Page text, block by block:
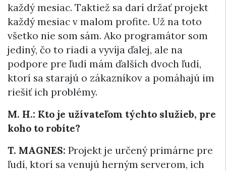
každý mesiac. Taktiež sa darí držať projekt
každý mesiac v malom profite. Už na toto
všetko nie som sám. Ako programátor som
jediný, čo to riadi a vyvíja ďalej, ale na
podpore pre ľudí mám ďalších dvoch ľudí,
ktorí sa starajú o zákazníkov a pomáhajú im
riešiť ich problémy.
M. H.: Kto je užívateľom týchto služieb, pre
koho to robíte?
T. MAGNES: Projekt je určený primárne pre
ľudí, ktorí sa venujú herným serverom, ich